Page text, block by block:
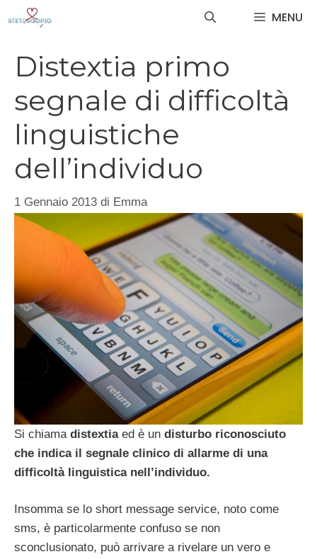
MENU
Distextia primo
segnale di difficoltà
linguistiche
dell’individuo
1 Gennaio 2013 di Emma
Si chiama distextiaed è un disturbo riconosciuto
che indica il segnale clinico di allarme di una
difficoltà linguistica nell’individuo.
Insomma se lo short message service, noto come
sms, è particolarmente confuso se non
sconclusionato, può arrivare a rivelare un vero e